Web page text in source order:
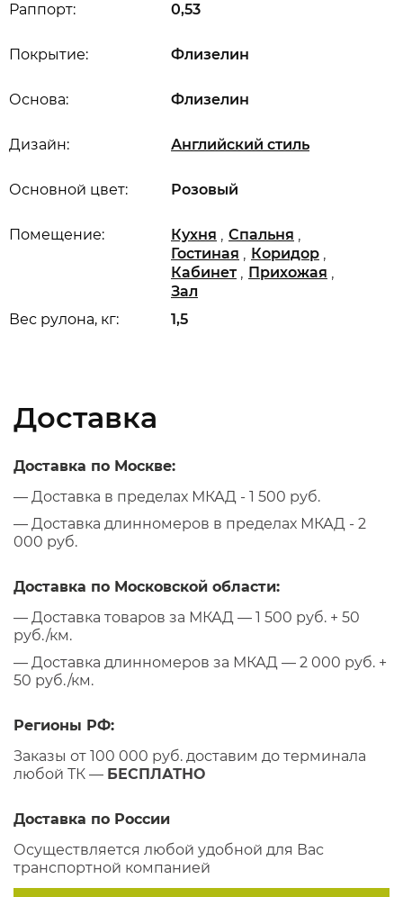
Вес рулона, кг: 1,5
Раппорт: 0,53
Основной цвет: Розовый
Дизайн: Английский стиль
Основа: Флизелин
Покрытие: Флизелин
Помещение: Кухня , Спальня ,
Гостиная , Коридор ,
Кабинет , Прихожая ,
Зал
Доставка
Доставка по Москве:
— Доставка в пределах МКАД - 1 500 руб.
— Доставка длинномеров в пределах МКАД - 2
000 руб.
Доставка по Московской области:
— Доставка товаров за МКАД — 1 500 руб. + 50
руб./км.
— Доставка длинномеров за МКАД — 2 000 руб. +
50 руб./км.
Регионы РФ:
Заказы от 100 000 руб. доставим до терминала
любой ТК — БЕСПЛАТНО
Доставка по России
Осуществляется любой удобной для Вас
транспортной компанией